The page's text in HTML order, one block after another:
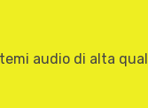
audio di alta